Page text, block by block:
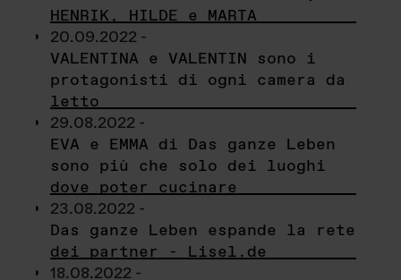
HENRIK, HILDE e MARTA
20.09.2022 -
VALENTINA e VALENTIN sono i
protagonisti di ogni camera da
letto
29.08.2022 -
EVA e EMMA di Das ganze Leben
sono più che solo dei luoghi
dove poter cucinare
23.08.2022 -
Das ganze Leben espande la rete
dei partner - Lisel.de
18.08.2022 -